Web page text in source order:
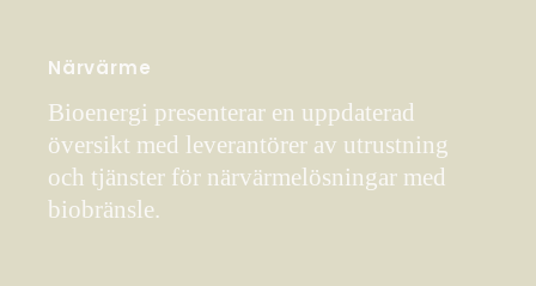
Närvärme
Bioenergi presenterar en uppdaterad
översikt med leverantörer av utrustning
och tjänster för närvärmelösningar med
biobränsle.